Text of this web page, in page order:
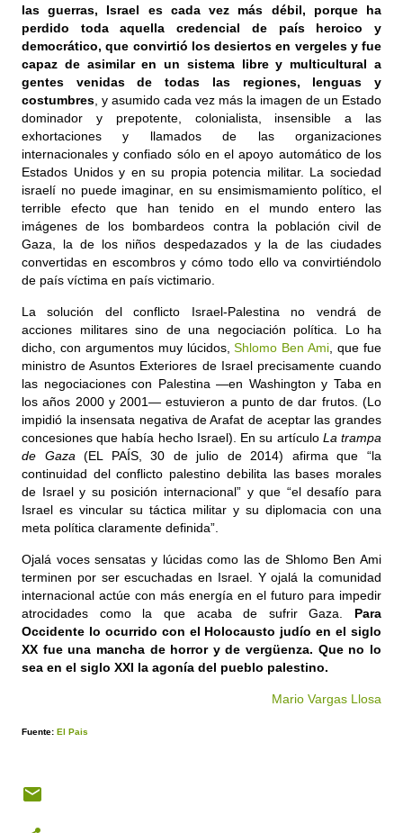
las guerras, Israel es cada vez más débil, porque ha
perdido toda aquella credencial de país heroico y
democrático, que convirtió los desiertos en vergeles y fue
capaz de asimilar en un sistema libre y multicultural a
gentes venidas de todas las regiones, lenguas y
costumbres , y asumido cada vez más la imagen de un Estado
dominador y prepotente, colonialista, insensible a las
exhortaciones y llamados de las organizaciones
internacionales y confiado sólo en el apoyo automático de los
Estados Unidos y en su propia potencia militar. La sociedad
israelí no puede imaginar, en su ensimismamiento político, el
terrible efecto que han tenido en el mundo entero las
imágenes de los bombardeos contra la población civil de
Gaza, la de los niños despedazados y la de las ciudades
convertidas en escombros y cómo todo ello va convirtiéndolo
de país víctima en país victimario.
La solución del conflicto Israel-Palestina no vendrá de
acciones militares sino de una negociación política. Lo ha
dicho, con argumentos muy lúcidos,Shlomo Ben Ami , que fue
ministro de Asuntos Exteriores de Israel precisamente cuando
las negociaciones con Palestina —en Washington y Taba en
los años 2000 y 2001— estuvieron a punto de dar frutos. (Lo
impidió la insensata negativa de Arafat de aceptar las grandes
concesiones que había hecho Israel). En su artículo La trampa
de Gaza
(EL PAÍS, 30 de julio de 2014) afirma que “la
continuidad del conflicto palestino debilita las bases morales
de Israel y su posición internacional” y que “el desafío para
Israel es vincular su táctica militar y su diplomacia con una
meta política claramente definida”.
Ojalá voces sensatas y lúcidas como las de Shlomo Ben Ami
terminen por ser escuchadas en Israel. Y ojalá la comunidad
internacional actúe con más energía en el futuro para impedir
atrocidades como la que acaba de sufrir Gaza. Para
Occidente lo ocurrido con el Holocausto judío en el siglo
XX fue una mancha de horror y de vergüenza. Que no lo
sea en el siglo XXI la agonía del pueblo palestino.
Mario Vargas Llosa
Fuente: El Pais